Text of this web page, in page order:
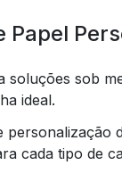
Papel
soluções sob
ideal.
cada tipo de